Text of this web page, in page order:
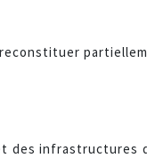
des infrastructures